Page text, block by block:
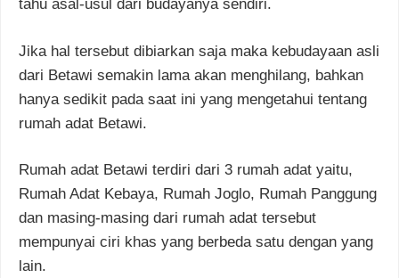
tahu asal-usul dari budayanya sendiri.
Jika hal tersebut dibiarkan saja maka kebudayaan asli
dari Betawi semakin lama akan menghilang, bahkan
hanya sedikit pada saat ini yang mengetahui tentang
rumah adat Betawi.
Rumah adat Betawi terdiri dari 3 rumah adat yaitu,
Rumah Adat Kebaya, Rumah Joglo, Rumah Panggung
dan masing-masing dari rumah adat tersebut
mempunyai ciri khas yang berbeda satu dengan yang
lain.